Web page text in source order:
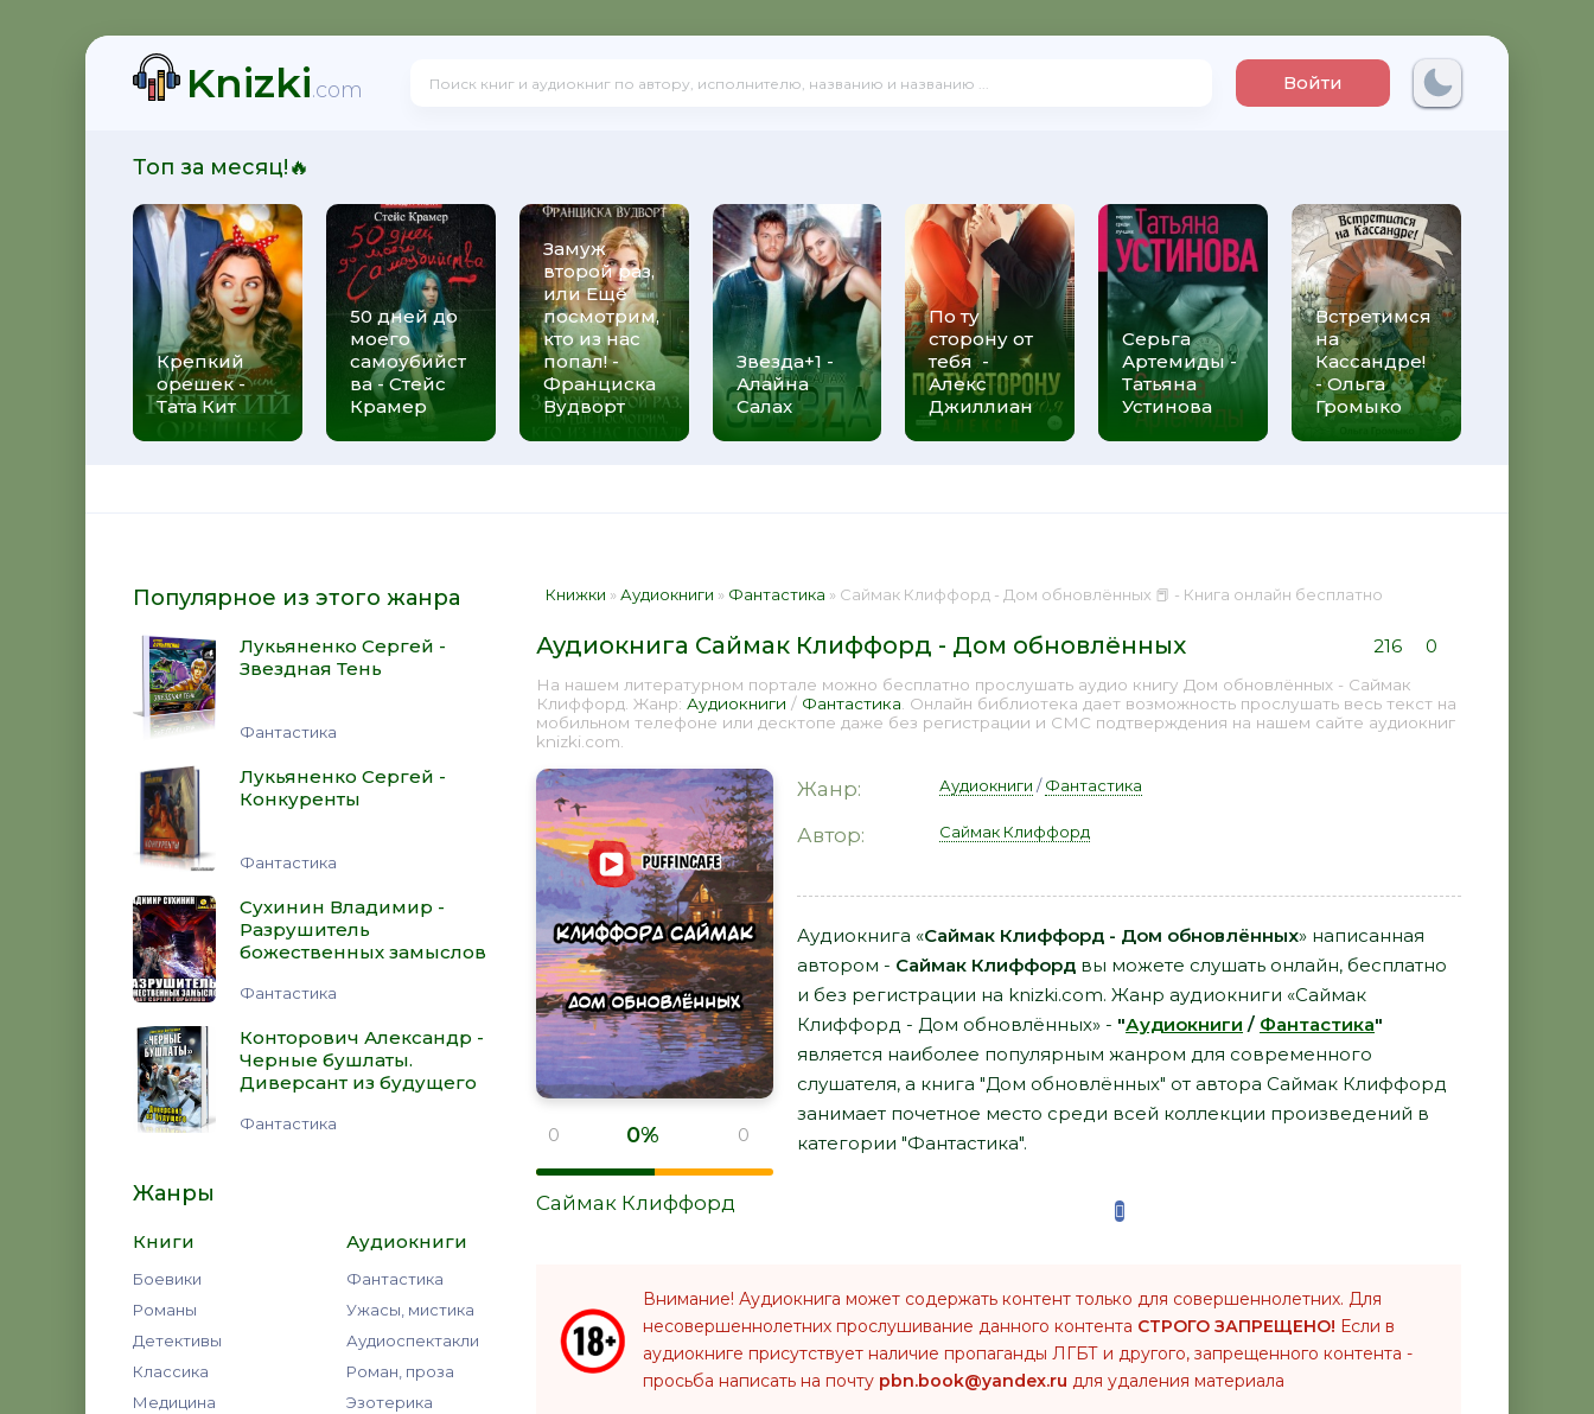
Knizki.com Войти
Топ за месяц!🔥
Крепкий
орешек -
Тата Кит
50 дней до
моего
самоубийст
ва - Стейс
Крамер
Замуж
второй раз,
или Ещё
посмотрим,
кто из нас
попал! -
Франциска
Вудворт
Звезда+1 -
Алайна
Салах
По ту
сторону от
тебя -
Алекс
Джиллиан
Серьга
Артемиды -
Татьяна
Устинова
Встретимся
на
Кассандре!
- Ольга
Громыко
Популярное из этого жанра
Лукьяненко Сергей -
Звездная Тень
Фантастика
Лукьяненко Сергей -
Конкуренты
Фантастика
Сухинин Владимир -
Разрушитель
божественных замыслов
Фантастика
Конторович Александр -
Черные бушлаты.
Диверсант из будущего
Фантастика
Жанры
Книги
Боевики
Романы
Детективы
Классика
Медицина
Аудиокниги
Фантастика
Ужасы, мистика
Аудиоспектакли
Роман, проза
Эзотерика
Книжки »Аудиокниги » Фантастика » Саймак Клиффорд - Дом обновлённых 📕 - Книга онлайн бесплатно
Аудиокнига Саймак Клиффорд - Дом обновлённых 216 0
На нашем литературном портале можно бесплатно прослушать аудио книгу Дом обновлённых - Саймак
Клиффорд. Жанр: Аудиокниги / Фантастика . Онлайн библиотека дает возможность прослушать весь текст на
мобильном телефоне или десктопе даже без регистрации и СМС подтверждения на нашем сайте аудиокниг
knizki.com.
0 0% 0
Саймак Клиффорд
Жанр: Аудиокниги /Фантастика
Автор: Саймак Клиффорд
Аудиокнига «Саймак Клиффорд - Дом обновлённых» написанная
автором - Саймак Клиффорд вы можете слушать онлайн, бесплатно
и без регистрации на knizki.com. Жанр аудиокниги «Саймак
Клиффорд - Дом обновлённых» - "Аудиокниги / Фантастика"
является наиболее популярным жанром для современного
слушателя, а книга "Дом обновлённых" от автора Саймак Клиффорд
занимает почетное место среди всей коллекции произведений в
категории "Фантастика".
Внимание! Аудиокнига может содержать контент только для совершеннолетних. Для
несовершеннолетних прослушивание данного контента СТРОГО ЗАПРЕЩЕНО! Если в
аудиокниге присутствует наличие пропаганды ЛГБТ и другого, запрещенного контента -
просьба написать на почту pbn.book@yandex.ru для удаления материала
божественных замыслов